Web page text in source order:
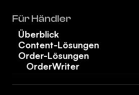
Für Händler
Überblick
Content-Lösungen
Order-Lösungen
OrderWriter